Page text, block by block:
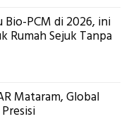
Bio-PCM di 2026, ini
Rumah Sejuk Tanpa
Mataram, Global